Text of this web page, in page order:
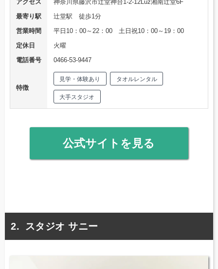
アクセス
神奈川県藤沢市辻堂神台1-2-12Luz湘南辻堂6F
最寄り駅
辻堂駅 徒歩1分
営業時間
平日10：00～22：00 土日祝10：00～19：00
定休日
火曜
電話番号
0466-53-9447
特徴
見学・体験あり タオルレンタル
大手スタジオ
公式サイトを見る
スタジオ サニー